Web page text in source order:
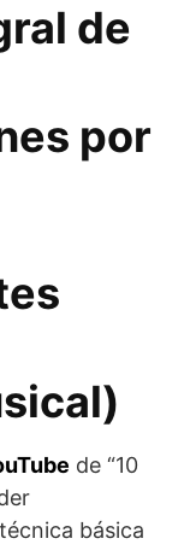
de
por
de “10
básica